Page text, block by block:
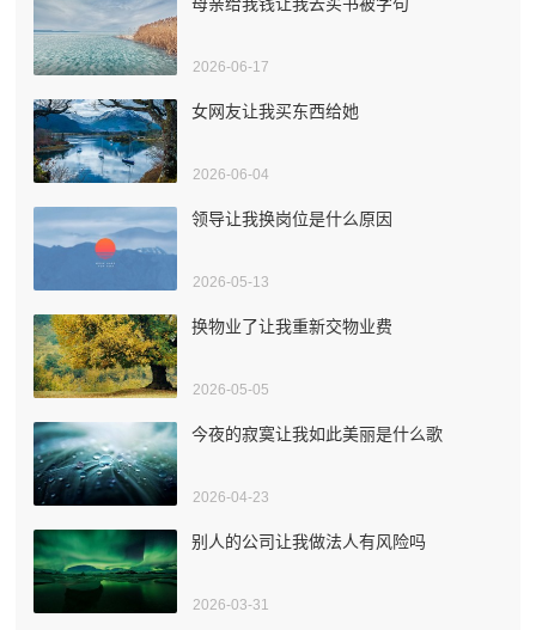
2026-06-17
女网友让我买东西给她
2026-06-04
领导让我换岗位是什么原因
2026-05-13
换物业了让我重新交物业费
2026-05-05
今夜的寂寞让我如此美丽是什么歌
2026-04-23
别人的公司让我做法人有风险吗
2026-03-31